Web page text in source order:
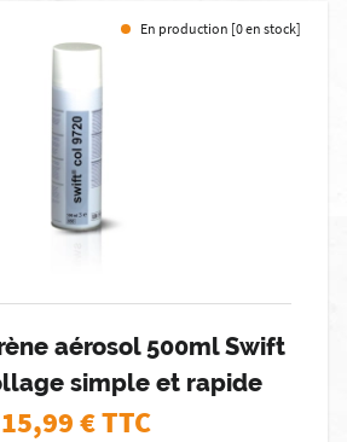
En production [0 en stock]
aérosol 500ml Swift
simple et rapide
15,99€ TTC